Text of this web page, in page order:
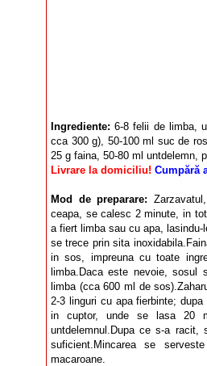
Ingrediente:6-8 felii de limba,
cca 300 g), 50-100 ml suc de
25 g faina, 50-80 ml untdelemn,
Livrare la domiciliu! Cumpără
Mod de preparare:
ceapa, se calesc 2 minute, in
a fiert limba sau cu apa,
se trece prin sita
in sos, impreuna cu toate
limba.Daca este nevoie,
limba (cca 600 ml de
2-3 linguri cu apa fierbinte;
in cuptor, unde se lasa 20
untdelemnul.Dupa ce s-a racit,
suficient.Mincarea se
macaroane.